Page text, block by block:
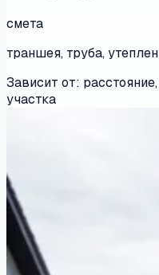
смета
траншея, труба,
Зависит от:
участка